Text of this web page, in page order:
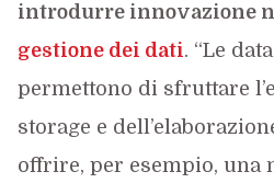
introdurre innovazione
gestione dei dati. “Le
permettono di sfruttare
storage e
offrire, per esempio, una